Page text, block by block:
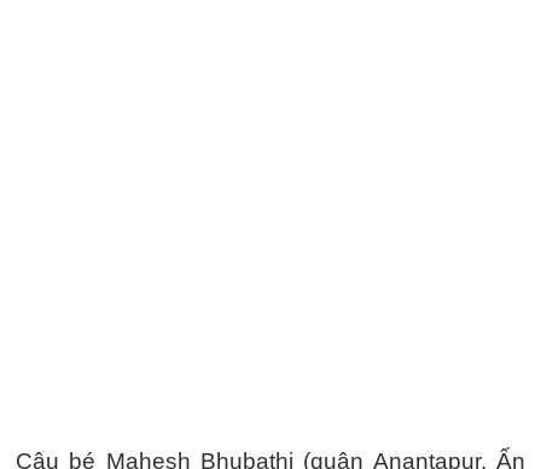
Cậu bé Mahesh Bhubathi (quận Anantapur, Ấn